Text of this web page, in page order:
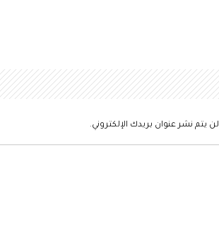
لن يتم نشر عنوان بريدك الإلكتروني.